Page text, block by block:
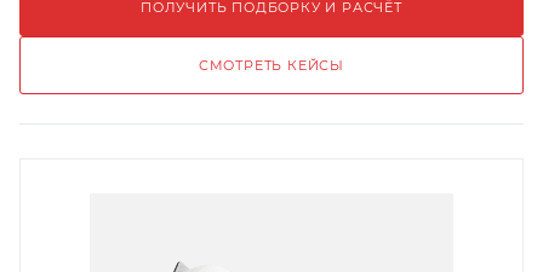
ПОЛУЧИТЬ ПОДБОРКУ И РАСЧЁТ
СМОТРЕТЬ КЕЙСЫ